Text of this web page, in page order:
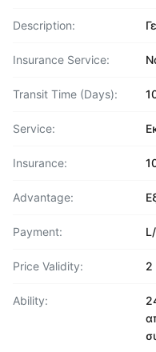
Description:
Insurance Service:
Transit Time (Days):
Service:
Insurance:
Advantage:
Payment:
Price Validity: 2
Ability: